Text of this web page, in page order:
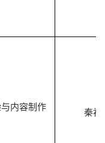
内容制作
秦初